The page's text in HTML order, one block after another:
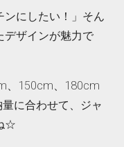
ンにしたい！」そん
デザインが魅力で
、150cm、180cm
に合わせて、ジャ
☆